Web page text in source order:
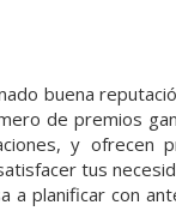
buena
de premios
y ofrecen
tus
planificar con